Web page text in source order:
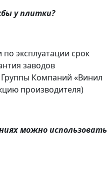
у плитки?
эксплуатации срок
заводов
Группы Компаний «Винил
производителя)
можно использовать